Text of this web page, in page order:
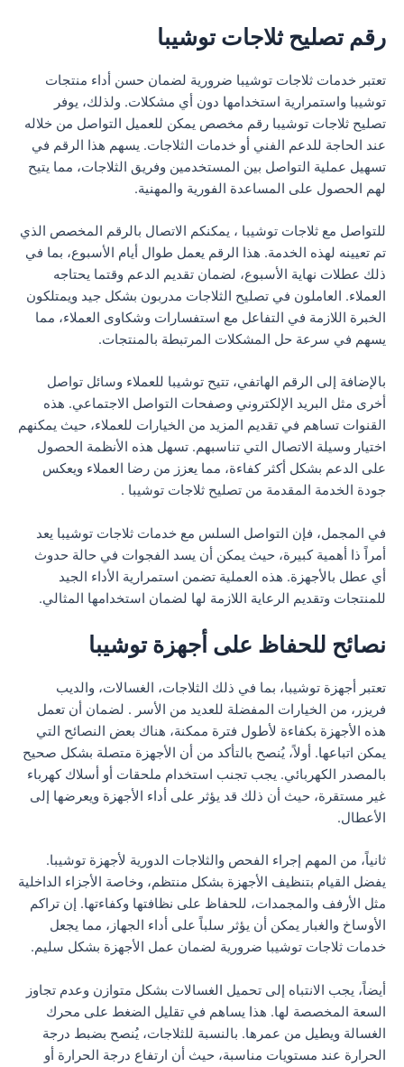
رقم تصليح ثلاجات توشيبا
تعتبر خدمات ثلاجات توشيبا ضرورية لضمان حسن أداء منتجات
توشيبا واستمرارية استخدامها دون أي مشكلات. ولذلك، يوفر
تصليح ثلاجات توشيبا رقم مخصص يمكن للعميل التواصل من خلاله
عند الحاجة للدعم الفني أو خدمات الثلاجات. يسهم هذا الرقم في
تسهيل عملية التواصل بين المستخدمين وفريق الثلاجات، مما يتيح
لهم الحصول على المساعدة الفورية والمهنية.
للتواصل مع ثلاجات توشيبا ، يمكنكم الاتصال بالرقم المخصص الذي
تم تعيينه لهذه الخدمة. هذا الرقم يعمل طوال أيام الأسبوع، بما في
ذلك عطلات نهاية الأسبوع، لضمان تقديم الدعم وقتما يحتاجه
العملاء. العاملون في تصليح الثلاجات مدربون بشكل جيد ويمتلكون
الخبرة اللازمة في التفاعل مع استفسارات وشكاوى العملاء، مما
يسهم في سرعة حل المشكلات المرتبطة بالمنتجات.
بالإضافة إلى الرقم الهاتفي، تتيح توشيبا للعملاء وسائل تواصل
أخرى مثل البريد الإلكتروني وصفحات التواصل الاجتماعي. هذه
القنوات تساهم في تقديم المزيد من الخيارات للعملاء، حيث يمكنهم
اختيار وسيلة الاتصال التي تناسبهم. تسهل هذه الأنظمة الحصول
على الدعم بشكل أكثر كفاءة، مما يعزز من رضا العملاء ويعكس
جودة الخدمة المقدمة من تصليح ثلاجات توشيبا .
في المجمل، فإن التواصل السلس مع خدمات ثلاجات توشيبا يعد
أمراً ذا أهمية كبيرة، حيث يمكن أن يسد الفجوات في حالة حدوث
أي عطل بالأجهزة. هذه العملية تضمن استمرارية الأداء الجيد
للمنتجات وتقديم الرعاية اللازمة لها لضمان استخدامها المثالي.
نصائح للحفاظ على أجهزة توشيبا
تعتبر أجهزة توشيبا، بما في ذلك الثلاجات، الغسالات، والديب
فريزر، من الخيارات المفضلة للعديد من الأسر . لضمان أن تعمل
هذه الأجهزة بكفاءة لأطول فترة ممكنة، هناك بعض النصائح التي
يمكن اتباعها. أولاً، يُنصح بالتأكد من أن الأجهزة متصلة بشكل صحيح
بالمصدر الكهربائي. يجب تجنب استخدام ملحقات أو أسلاك كهرباء
غير مستقرة، حيث أن ذلك قد يؤثر على أداء الأجهزة ويعرضها إلى
الأعطال.
ثانياً، من المهم إجراء الفحص والثلاجات الدورية لأجهزة توشيبا.
يفضل القيام بتنظيف الأجهزة بشكل منتظم، وخاصة الأجزاء الداخلية
مثل الأرفف والمجمدات، للحفاظ على نظافتها وكفاءتها. إن تراكم
الأوساخ والغبار يمكن أن يؤثر سلباً على أداء الجهاز، مما يجعل
خدمات ثلاجات توشيبا ضرورية لضمان عمل الأجهزة بشكل سليم.
أيضاً، يجب الانتباه إلى تحميل الغسالات بشكل متوازن وعدم تجاوز
السعة المخصصة لها. هذا يساهم في تقليل الضغط على محرك
الغسالة ويطيل من عمرها. بالنسبة للثلاجات، يُنصح بضبط درجة
الحرارة عند مستويات مناسبة، حيث أن ارتفاع درجة الحرارة أو